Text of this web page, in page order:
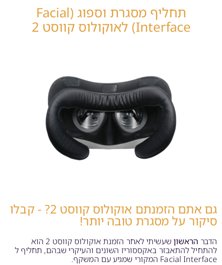
תחליף מסגרת וספוג (Facial
Interface) לאוקולוס קווסט 2
גם אתם הזמנתם אוקולוס קווסט 2? - קבלו
סיקור על מסגרת טובה יותר!
הדבר הראשון
שעשיתי לאחר הזמנת אוקולוס קווסט 2 הוא
להתחיל להתאבזר באקססוריז השונים והעיקרי שבהם, תחליף ל
Facial Interface המקורי שמגיע עם המשקף.